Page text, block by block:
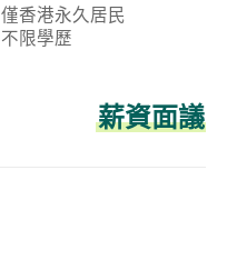
僅香港永久居民
不限學歷
薪資面議